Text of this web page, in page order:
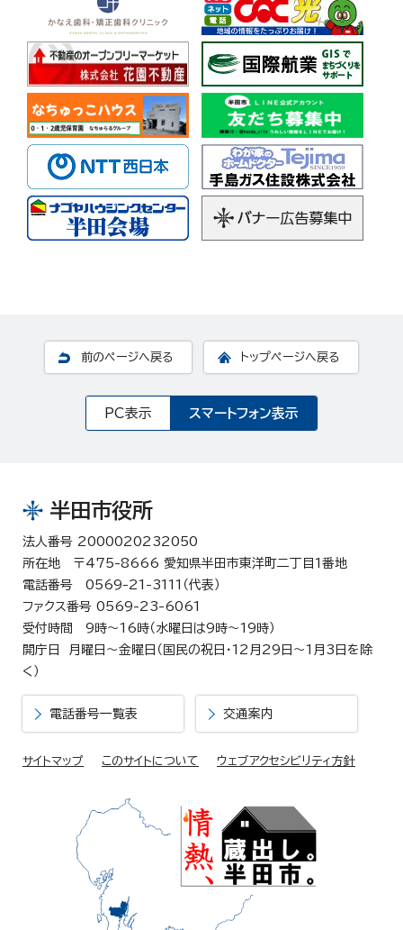
前のページへ戻る トップページへ戻る
PC表示 スマートフォン表示
半田市役所
法人番号 2000020232050
所在地 〒475-8666 愛知県半田市東洋町二丁目1番地
電話番号 0569-21-3111（代表）
ファクス番号 0569-23-6061
受付時間 9時～16時（水曜日は9時～19時）
開庁日 月曜日～金曜日（国民の祝日・12月29日～1月3日を除
く）
電話番号一覧表 交通案内
サイトマップ このサイトについて ウェブアクセシビリティ方針